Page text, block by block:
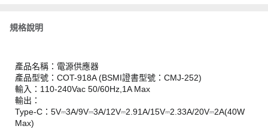
規格說明
產品名稱：電源供應器
產品型號：COT-918A (BSMI證書型號：CMJ-252)
輸入：110-240Vac 50/60Hz,1A Max
輸出：
Type-C：5V⎓3A/9V⎓3A/12V⎓2.91A/15V⎓2.33A/20V⎓2A(40W
Max)